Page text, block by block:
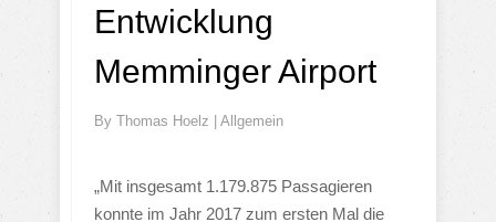
Entwicklung
Memminger Airport
By Thomas Hoelz | Allgemein
„Mit insgesamt 1.179.875 Passagieren
konnte im Jahr 2017 zum ersten Mal die